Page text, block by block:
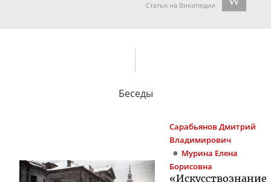
Статья на Википедии
Беседы
СарабьяновДмитрий
Владимирович
Мурина Елена
Борисовна
«Искусствознание